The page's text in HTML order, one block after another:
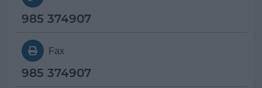
985 374907
Fax
985 374907